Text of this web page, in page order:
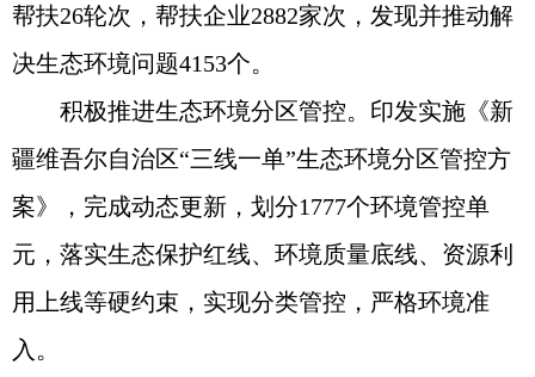
帮扶26轮次，帮扶企业2882家次，发现并推动解
决生态环境问题4153个。
积极推进生态环境分区管控。印发实施《新
疆维吾尔自治区“三线一单”生态环境分区管控方
案》，完成动态更新，划分1777个环境管控单
元，落实生态保护红线、环境质量底线、资源利
用上线等硬约束，实现分类管控，严格环境准
入。